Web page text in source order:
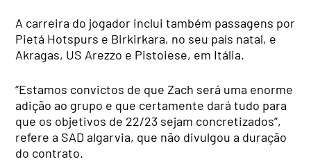
A carreira do jogador inclui também passagens por
Pietá Hotspurs e Birkirkara, no seu país natal, e
Akragas, US Arezzo e Pistoiese, em Itália.
“Estamos convictos de que Zach será uma enorme
adição ao grupo e que certamente dará tudo para
que os objetivos de 22/23 sejam concretizados”,
refere a SAD algarvia, que não divulgou a duração
do contrato.